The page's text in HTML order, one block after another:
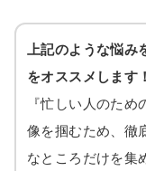
上記のような悩み
をオススメします！
『忙しい人のた
像を掴むため、徹
なところだけを集